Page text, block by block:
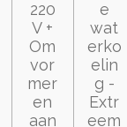
220
V +
Om
vor
mer
en
aan
e
wat
erko
elin
g -
Extr
eem